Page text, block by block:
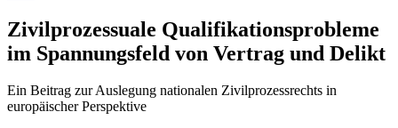
Zivilprozessuale Qualifikationsprobleme
im Spannungsfeld von Vertrag und Delikt
Ein Beitrag zur Auslegung nationalen Zivilprozessrechts in
europäischer Perspektive